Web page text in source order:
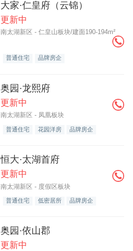
大家·仁皇府（云锦）
更新中
南太湖新区 - 仁皇山板块/建面190-194m²
普通住宅 品牌房企
奥园·龙熙府
更新中
南太湖新区 - 凤凰板块
普通住宅 花园洋房 品牌房企
恒大·太湖首府
更新中
南太湖新区 - 度假区板块
普通住宅 低密居所 品牌房企
奥园·依山郡
更新中